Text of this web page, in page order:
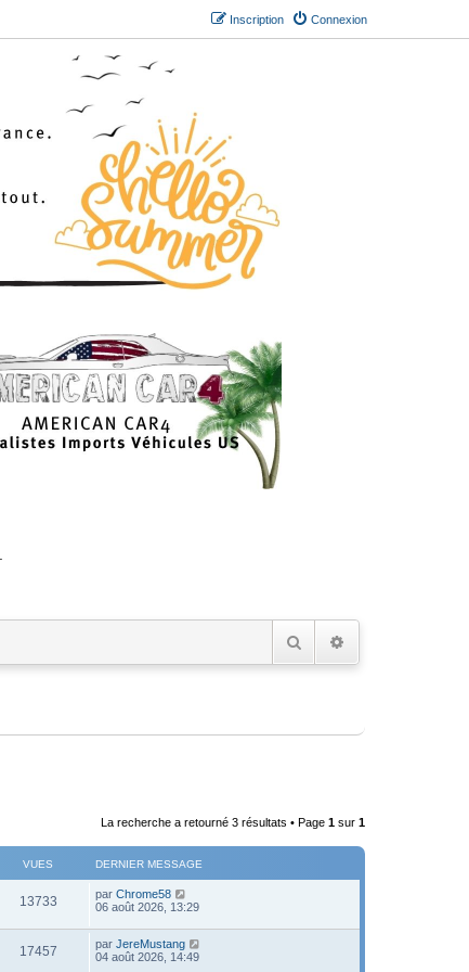
Connexion
Inscription
RechercherRecherche avancée
La recherche a retourné 3 résultats • Page 1 sur 1
VUES DERNIER MESSAGE
13733V
u
D
e
n
i
e
par Chrome58
06 août 2026, 13:29
17457V
D
e
par JereMustang
04 août 2026, 14:49